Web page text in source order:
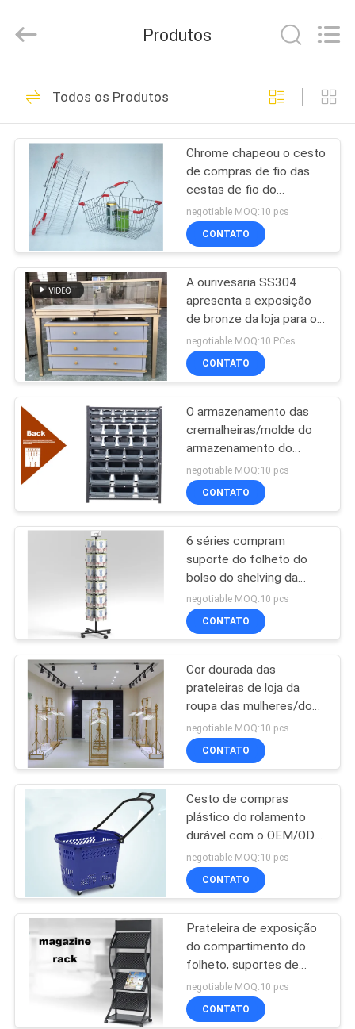
CASA
PRODUTOS
VÍDEOS
SOBRE
NÓS
EXCURSÃO
DA
FÁBRICA
CONTROLE
DA
QUALIDADE
CONTACTE-
PEÇA
UMAS
CITAÇÕES
MAPA
SITE
POLICY
Display
Shelves
Rights
Shelving da
exposição da loja
41
shelving da
exposição do
supermercado
39
Prateleiras do
armazenamento do
armazém
32
Mostras da
ourivesaria
Cremalheira de
exposição dos
esportes
10
Cremalheiras de
exposição da roupa
22
Produtos
Todos os Produtos
Chrome chapeou o cesto
de compras de fio das
cestas de fio do
supermercado para a
mercearia
negotiable MOQ:10 pcs
CONTATO
A ourivesaria SS304
apresenta a exposição
de bronze da loja para o
vidro de relógio
negotiable MOQ:10 PCes
CONTATO
O armazenamento das
cremalheiras/molde do
armazenamento do
hardware do de alta
capacidade submete a
instalação fácil
negotiable MOQ:10 pcs
CONTATO
6 séries compram
suporte do folheto do
bolso do shelving da
exposição
compartimentos/propaganda
negotiable MOQ:10 pcs
CONTATO
Cor dourada das
prateleiras de loja da
roupa das mulheres/dos
sistemas de exposição
roupa do retalho
negotiable MOQ:10 pcs
CONTATO
Cesto de compras
plástico do rolamento
durável com o OEM/ODM
das rodas disponíveis
negotiable MOQ:10 pcs
CONTATO
Prateleira de exposição
do compartimento do
folheto, suportes de
exposição portáteis do
folheto com projeto do
logotipo
negotiable MOQ:10 pcs
CONTATO